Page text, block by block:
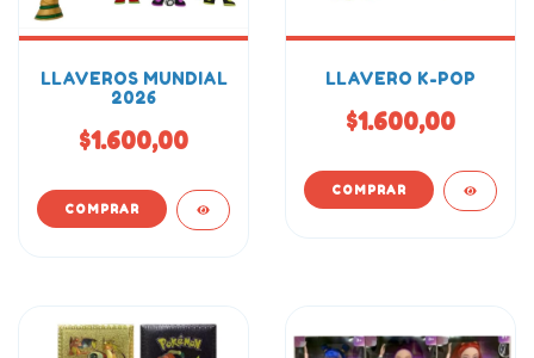
LLAVEROS MUNDIAL
2026
$1.600,00
LLAVERO K-POP
$1.600,00